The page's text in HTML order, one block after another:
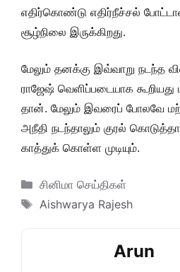
எதிர்கொண்டு எதிர்நீச்சல்
சூழ்நிலை இருக்கிறது.
மேலும் தனக்கு இவ்வாறு நடந்த
ராஜேஷ் வெளிப்படையாக கூறியது
தான். மேலும் இவரைப் போலவே
அநீதி நடந்தாலும் குரல்
காத்துக் கொள்ள முடியும்.
Categories
சினிமா செய்திகள்
Tags
Aishwarya Rajesh
Arun